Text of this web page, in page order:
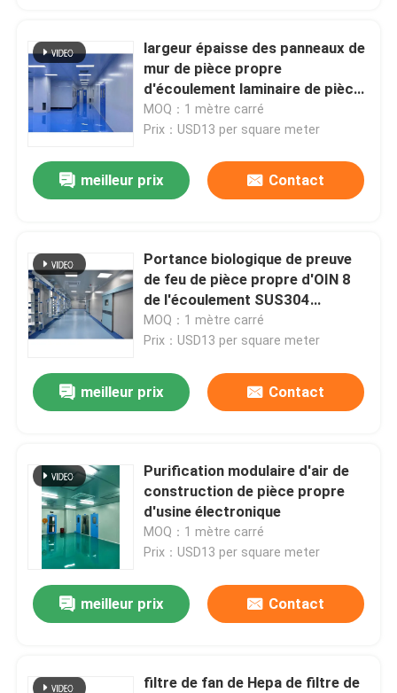
largeur épaisse des panneaux de
mur de pièce propre
d'écoulement laminaire de pièce
propre de 75mm LAF 1180mm
MOQ：1 mètre carré
Prix：USD13 per square meter
meilleur prix Contact
Portance biologique de preuve
de feu de pièce propre d'OIN 8
de l'écoulement SUS304
laminaire grande
MOQ：1 mètre carré
Prix：USD13 per square meter
meilleur prix Contact
Purification modulaire d'air de
construction de pièce propre
d'usine électronique
MOQ：1 mètre carré
Prix：USD13 per square meter
meilleur prix Contact
filtre de fan de Hepa de filtre de